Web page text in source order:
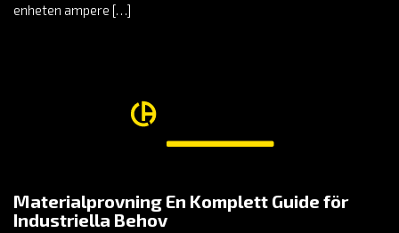
enheten ampere […]
Materialprovning En Komplett Guide för
Industriella Behov